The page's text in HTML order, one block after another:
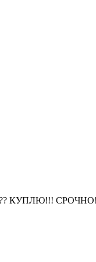
КУПЛЮ!!!